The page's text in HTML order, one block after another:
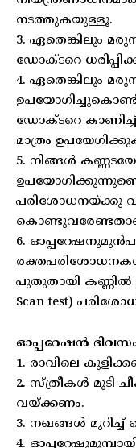
നടത്തുകയുള്ളൂ.
3. ഏതെങ്കിലും
ഡോക്ടറെ
4. ഏതെങ്കിലും
ഡോക്ടറെ
മാത്രം
5. നിങ്ങള്‍
പരിശോധനയ്ക്കു
6.
പുതുതായി കണ്ണില്‍
Scan test)
ഓപ്പറേഷന്‍
1. രാവിലെ
2. സ്ത്രീകള്‍ മുടി
വയ്ക്കണം.
3. നഖങ്ങള്‍
4.